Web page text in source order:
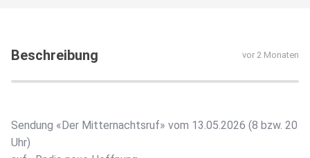
Beschreibung vor 2 Monaten
Sendung «Der Mitternachtsruf» vom 13.05.2026 (8 bzw. 20
Uhr)